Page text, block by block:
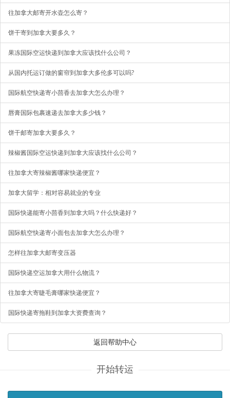
往加拿大邮寄开水壶怎么寄？
饼干寄到加拿大要多久？
果冻国际空运快递到加拿大应该找什么公司？
从国内托运订做的窗帘到加拿大多伦多可以吗?
国际航空快递寄小茴香去加拿大怎么办理？
唇膏国际包裹速递去加拿大多少钱？
饼干邮寄加拿大要多久？
辣椒酱国际空运快递到加拿大应该找什么公司？
往加拿大寄辣椒酱哪家快递便宜？
加拿大留学：相对容易就业的专业
国际快递能寄小茴香到加拿大吗？什么快递好？
国际航空快递寄小面包去加拿大怎么办理？
怎样往加拿大邮寄变压器
国际快递空运加拿大用什么物流？
往加拿大寄睫毛膏哪家快递便宜？
国际快递寄拖鞋到加拿大资费查询？
返回帮助中心
开始转运